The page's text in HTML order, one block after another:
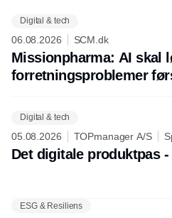
lagerstyring,
lageroptimering,
planlægning,
Digital & tech
06.08.2026 SCM.dk
Missionpharma: AI skal
forretningsproblemer
Digital & tech
05.08.2026 TOPmanager A/S
Det digitale produktpas -
ESG & Resiliens